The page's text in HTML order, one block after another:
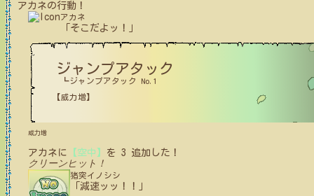
アカネの行動！
アカネ
「そこだよッ！」
ジャンプアタック
┗ジャンプアタック No.1
【威力増】
威力増
アカネ に 【空中】 を 3 追加した！
クリーンヒット！
猪突イノシシ
「減速ッッ！！」